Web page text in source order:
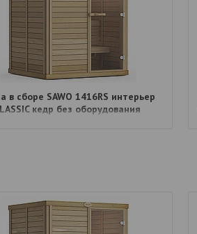
в сборе SAWO 1416RS интерьер
кедр без оборудования